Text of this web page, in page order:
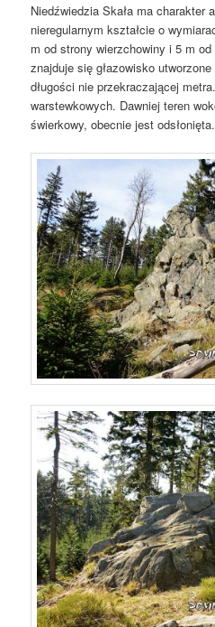
Niedźwiedzia Skała ma charakter
nieregularnym kształcie o
m od strony wierzchowiny i 5 m
znajduje się głazowisko
długości nie przekraczającej
warstewkowych. Dawniej teren
świerkowy, obecnie jest odsłonięta.